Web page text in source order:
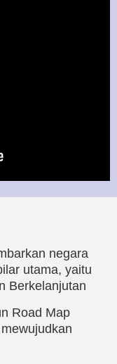
negara
utama, yaitu
Berkelanjutan
Road Map